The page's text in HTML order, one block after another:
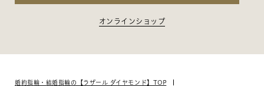
オンラインショップ
婚約指輪・結婚指輪の【ラザール ダイヤモンド】TOP